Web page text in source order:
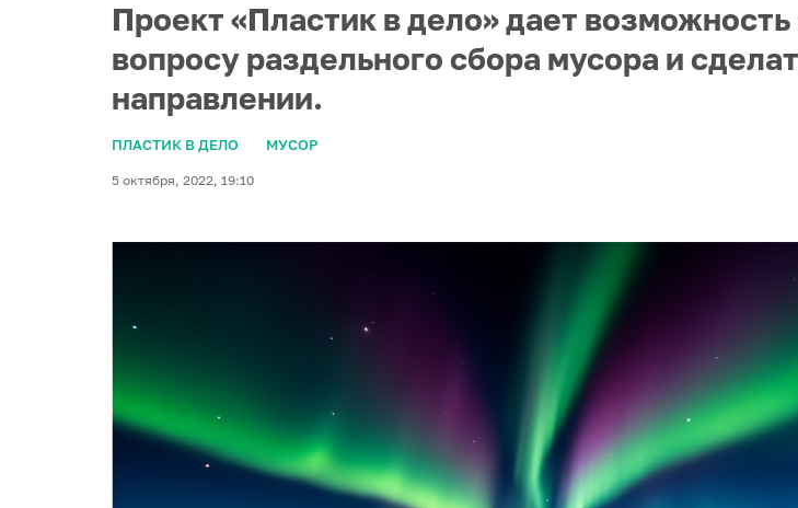
Проект «Пластик в дело» дает
вопросу раздельного сбора мусора и
направлении.
ПЛАСТИК В ДЕЛО МУСОР
5 октября, 2022, 19:10